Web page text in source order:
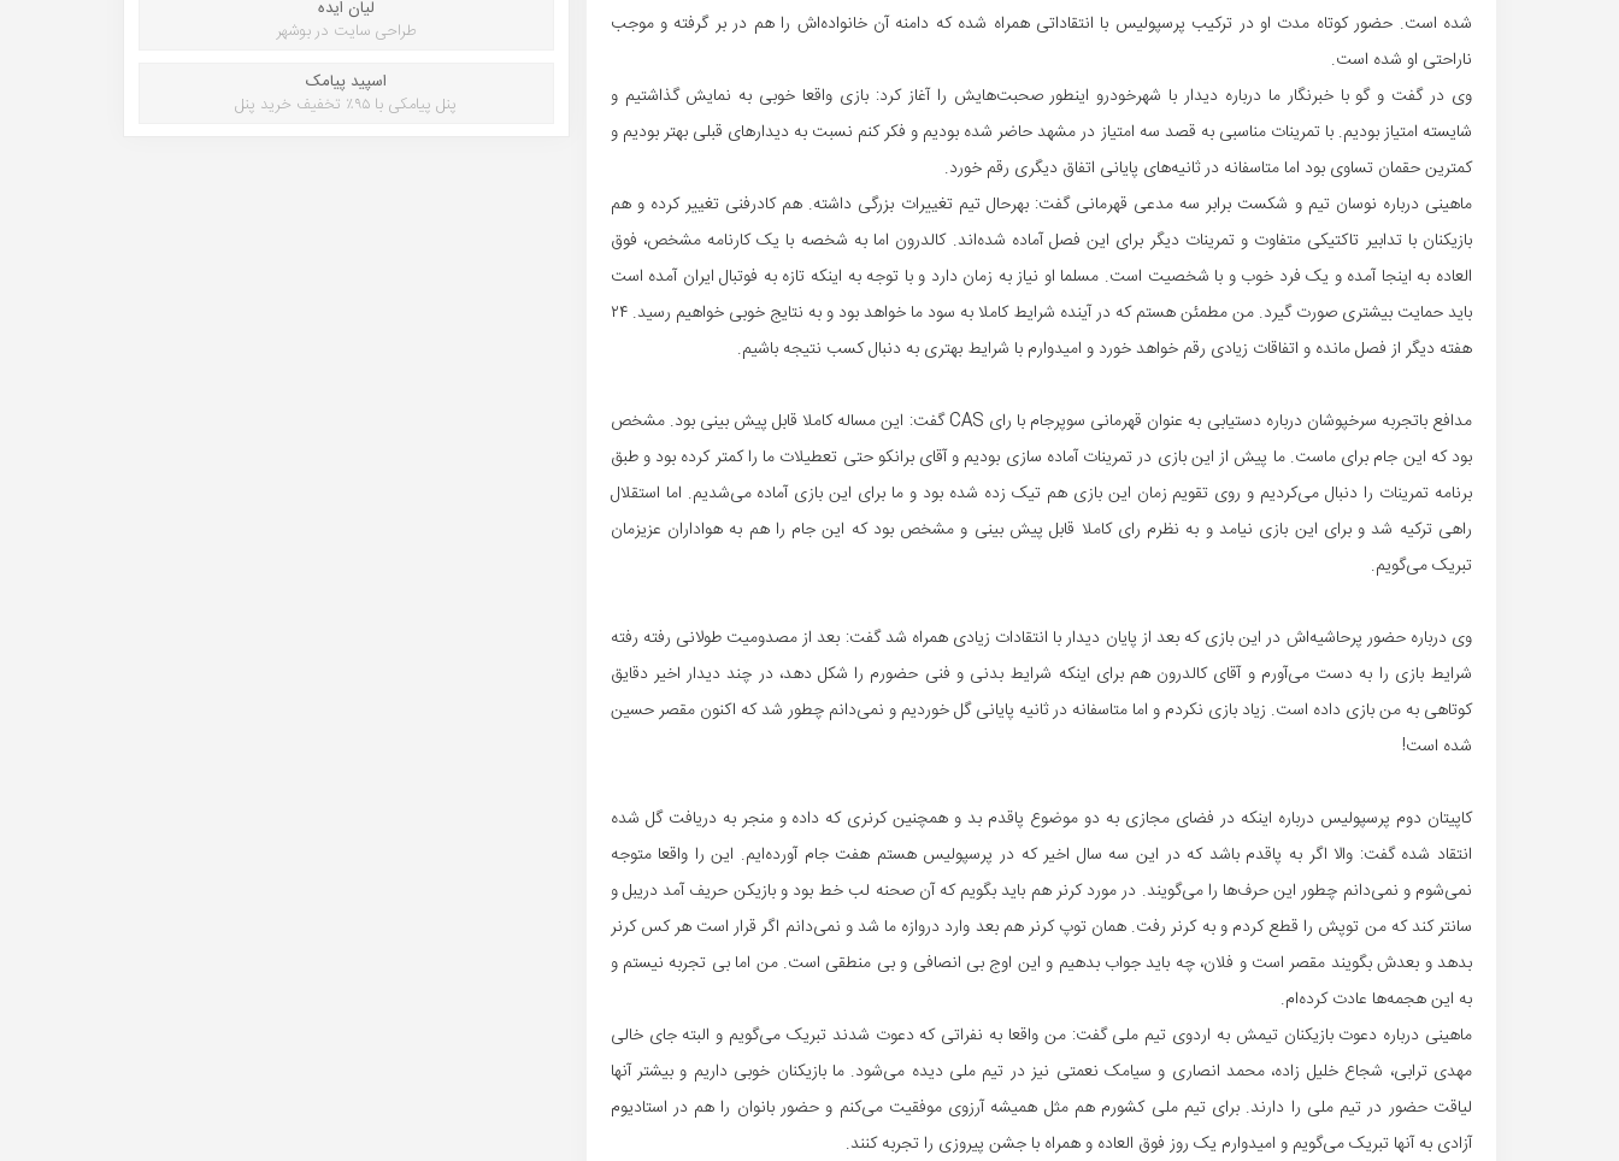
شده است. حضور کوتاه مدت او در ترکیب پرسپولیس با انتقاداتی همراه شده که دامنه آن خانواده‌اش را هم در بر گرفته و موجب
ناراحتی او شده است.
وی در گفت و گو با خبرنگار ما درباره دیدار با شهرخودرو اینطور صحبت‌هایش را آغاز کرد: بازی واقعا خوبی به نمایش گذاشتیم و
شایسته امتیاز بودیم. با تمرینات مناسبی به قصد سه امتیاز در مشهد حاضر شده بودیم و فکر کنم نسبت به دیدارهای قبلی بهتر بودیم و
کمترین حقمان تساوی بود اما متاسفانه در ثانیه‌های پایانی اتفاق دیگری رقم خورد.
ماهینی درباره نوسان تیم و شکست برابر سه مدعی قهرمانی گفت: بهرحال تیم تغییرات بزرگی داشته. هم کادرفنی تغییر کرده و هم
بازیکنان با تدابیر تاکتیکی متفاوت و تمرینات دیگر برای این فصل آماده شده‌اند. کالدرون اما به شخصه با یک کارنامه مشخص، فوق
العاده به اینجا آمده و یک فرد خوب و با شخصیت است. مسلما او نیاز به زمان دارد و با توجه به اینکه تازه به فوتبال ایران آمده است
باید حمایت بیشتری صورت گیرد. من مطمئن هستم که در آینده شرایط کاملا به سود ما خواهد بود و به نتایج خوبی خواهیم رسید. ۲۴
هفته دیگر از فصل مانده و اتفاقات زیادی رقم خواهد خورد و امیدوارم با شرایط بهتری به دنبال کسب نتیجه باشیم.
مدافع باتجربه سرخپوشان درباره دستیابی به عنوان قهرمانی سوپرجام با رای CAS گفت: این مساله کاملا قابل پیش بینی بود. مشخص
بود که این جام برای ماست. ما پیش از این بازی در تمرینات آماده سازی بودیم و آقای برانکو حتی تعطیلات ما را کمتر کرده بود و طبق
برنامه تمرینات را دنبال می‌کردیم و روی تقویم زمان این بازی هم تیک زده شده بود و ما برای این بازی آماده می‌شدیم. اما استقلال
راهی ترکیه شد و برای این بازی نیامد و به نظرم رای کاملا قابل پیش بینی و مشخص بود که این جام را هم به هواداران عزیزمان
تبریک می‌گویم.
وی درباره حضور پرحاشیه‌اش در این بازی که بعد از پایان دیدار با انتقادات زیادی همراه شد گفت: بعد از مصدومیت طولانی رفته رفته
شرایط بازی را به دست می‌آورم و آقای کالدرون هم برای اینکه شرایط بدنی و فنی حضورم را شکل دهد، در چند دیدار اخیر دقایق
کوتاهی به من بازی داده است. زیاد بازی نکردم و اما متاسفانه در ثانیه پایانی گل خوردیم و نمی‌دانم چطور شد که اکنون مقصر حسین
شده است!
کاپیتان دوم پرسپولیس درباره اینکه در فضای مجازی به دو موضوع پاقدم بد و همچنین کرنری که داده و منجر به دریافت گل شده
انتقاد شده گفت: والا اگر به پاقدم باشد که در این سه سال اخیر که در پرسپولیس هستم هفت جام آورده‌ایم. این را واقعا متوجه
نمی‌شوم و نمی‌دانم چطور این حرف‌ها را می‌گویند. در مورد کرنر هم باید بگویم که آن صحنه لب خط بود و بازیکن حریف آمد دریبل و
سانتر کند که من توپش را قطع کردم و به کرنر رفت. همان توپ کرنر هم بعد وارد دروازه ما شد و نمی‌دانم اگر قرار است هر کس کرنر
بدهد و بعدش بگویند مقصر است و فلان، چه باید جواب بدهیم و این اوج بی انصافی و بی منطقی است. من اما بی تجربه نیستم و
به این هجمه‌ها عادت کرده‌ام.
ماهینی درباره دعوت بازیکنان تیمش به اردوی تیم ملی گفت: من واقعا به نفراتی که دعوت شدند تبریک می‌گویم و البته جای خالی
مهدی ترابی، شجاع خلیل زاده، محمد انصاری و سیامک نعمتی نیز در تیم ملی دیده می‌شود. ما بازیکنان خوبی داریم و بیشتر آنها
لیاقت حضور در تیم ملی را دارند. برای تیم ملی کشورم هم مثل همیشه آرزوی موفقیت می‌کنم و حضور بانوان را هم در استادیوم
آزادی به آنها تبریک می‌گویم و امیدوارم یک روز فوق العاده و همراه با جشن پیروزی را تجربه کنند.
لیان ایده
طراحی سایت در بوشهر
اسپید پیامک
پنل پیامکی با ۹۵٪ تخفیف خرید پنل